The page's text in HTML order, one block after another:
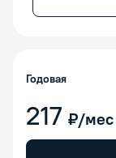
Годовая
217 ₽/мес